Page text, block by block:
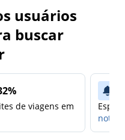
usuários
buscar
de viagens em